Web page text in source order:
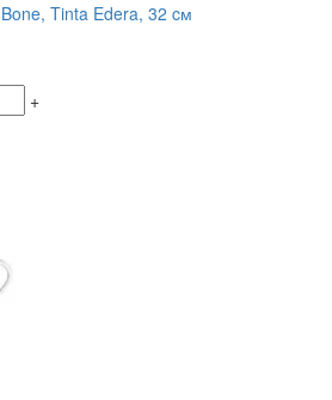
Tinta Edera, 32 cм
+